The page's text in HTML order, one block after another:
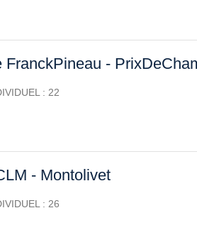
FranckPineau -
: 22
- Montolivet
: 26